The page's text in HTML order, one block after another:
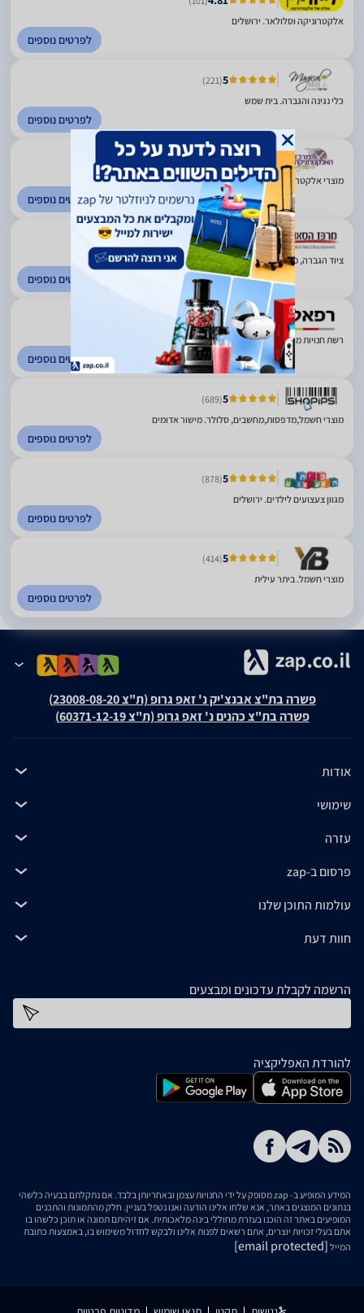
אלקטרוניקה וסלולאר. ירושלים
לפרטים נוספים
5
(221)
כלי נגינה והגברה. בית שמש
לפרטים נוספים
5
(74)
מוצרי אלקטרוניקה ושעונים. ירושלים
לפרטים נוספים
5
(260)
ציוד הגברה, מקרנים, כלי נגינה. פריסה ארצית
לפרטים נוספים
4.89
(1957)
רשת חנויות מוצרי חשמל ואלקטרוניקה. פריסה ארצית
לפרטים נוספים
5
(689)
מוצרי חשמל,מדפסות,מחשבים, סלולר. מישור אדומים
לפרטים נוספים
5
(878)
מגוון צעצועים לילדים. ירושלים
לפרטים נוספים
5
(414)
מוצרי חשמל. ביתר עילית
לפרטים נוספים
פשרה בת"צ אבנצ'יק נ' זאפ גרופ (ת"צ 23008-08-20)
פשרה בת"צ כהנים נ' זאפ גרופ (ת"צ 60371-12-19)
אודות
שימושי
עזרה
פרסום ב-zap
עולמות התוכן שלנו
חוות דעת
הרשמה לקבלת עדכונים ומבצעים
להורדת האפליקציה
המידע המופיע ב- zap מסופק על ידי החנויות עצמן ובאחריותן בלבד. אם נתקלתם בבעיה כלשהי
בנתונים המוצגים באתר, אנא שלחו אלינו הודעה ואנו נטפל בעניין. חלק מהתמונות והתכנים
המופיעים באתר זה הוכנו בעזרת מחוללי בינה מלאכותית. אם זיהיתם תמונה או תוכן כלשהו בו
אתם בעלי זכויות יוצרים, אתם רשאים לפנות אלינו ולבקש לחדול משימוש בו, באמצעות כתובת
המייל [email protected]